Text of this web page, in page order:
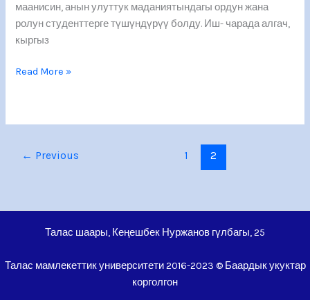
маанисин, анын улуттук маданиятындагы ордун жана
ролун студенттерге түшүндүрүү болду. Иш- чарада алгач,
кыргыз
Read More »
← Previous 1 2
Талас шаары, Кеңешбек Нуржанов гүлбагы, 25
Талас мамлекеттик университети 2016-2023 © Баардык укуктар
корголгон